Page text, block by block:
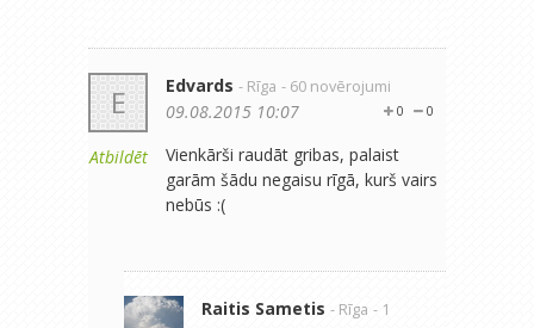
E
Atbildēt
Edvards - Rīga - 60 novērojumi
0
0
09.08.2015 10:07
Vienkārši raudāt gribas, palaist
garām šādu negaisu rīgā, kurš vairs
nebūs :(
Raitis Sametis - Rīga - 1